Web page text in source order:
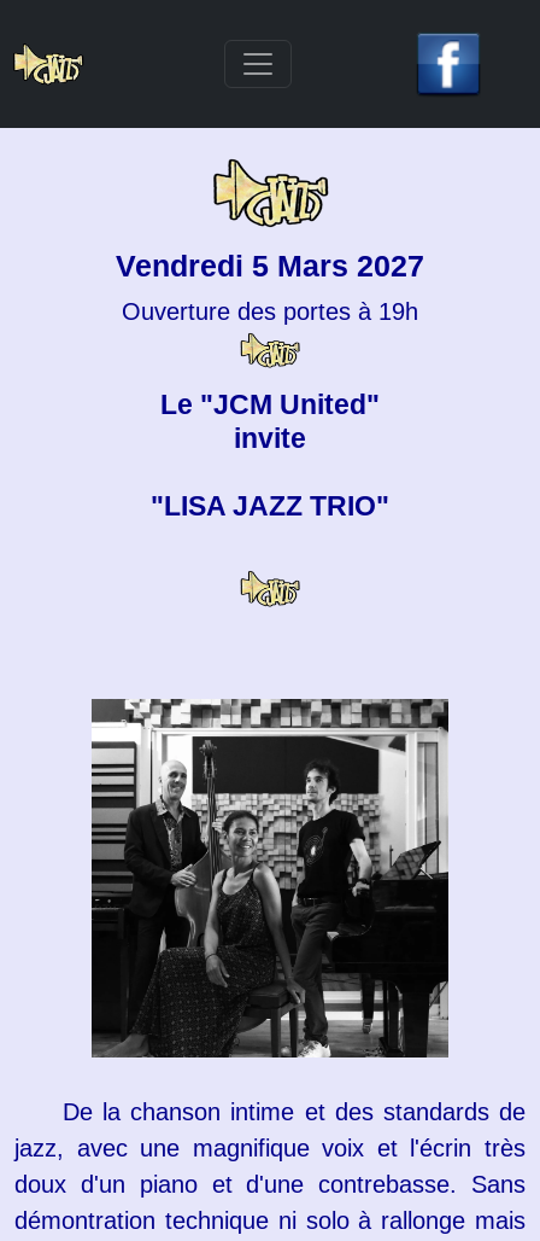
Vendredi 5 Mars 2027
Ouverture des portes à 19h
Le "JCM United"
invite
"LISA JAZZ TRIO"
De la chanson intime et des standards de
jazz, avec une magnifique voix et l'écrin très
doux d'un piano et d'une contrebasse. Sans
démontration technique ni solo à rallonge mais